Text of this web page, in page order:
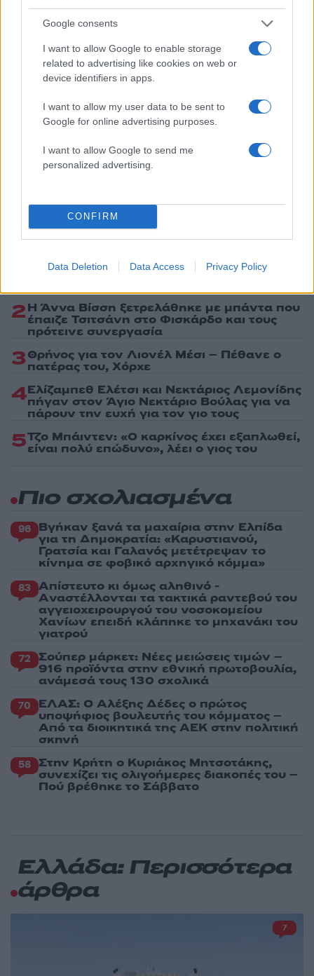
Google consents
I want to allow Google to enable storage
related to advertising like cookies on web or
device identifiers in apps.
I want to allow my user data to be sent to
Google for online advertising purposes.
I want to allow Google to send me
personalized advertising.
CONFIRM
Data Deletion Data Access Privacy Policy
ΝΟΣΟΚΟΜΕΙΟ ΠΑΙΔΩΝ ΑΓΙΑ ΣΟΦΙΑ
Share:
Ακολουθήστε το Νewsit.gr στο Google News
ενημερωθείτε πρώτοι για όλη την ειδησεογραφία και τα
Πιο δημοφιλή
Κωνσταντίνος Αργυρός και Αλεξάνδρα
Νίκα κάνουν διακοπές με πολυτελές γιοτ
2Η Άννα Βίσση ξετρελάθηκε με μπάντα που
έπαιζε Τσιτσάνη στο Φισκάρδο και τους
πρότεινε συνεργασία
3Θρήνος για τον Λιονέλ Μέσι – Πέθανε ο
πατέρας του, Χόρχε
4Ελίζαμπεθ Ελέτσι και Νεκτάριος Λεμονίδης
πήγαν στον Άγιο Νεκτάριο Βούλας για να
πάρουν την ευχή για τον γιο τους
5Τζο Μπάιντεν: «Ο καρκίνος έχει εξαπλωθεί,
είναι πολύ επώδυνο», λέει ο γιος του
Πιο σχολιασμένα
96 Βγήκαν ξανά τα μαχαίρια στην Ελπίδα
για τη Δημοκρατία: «Καρυστιανού,
Γρατσία και Γαλανός μετέτρεψαν το
κίνημα σε φοβικό αρχηγικό κόμμα»
83 Απίστευτο κι όμως αληθινό -
Aναστέλλονται τα τακτικά ραντεβού του
αγγειοχειρουργού του νοσοκομείου
Χανίων επειδή κλάπηκε το μηχανάκι του
γιατρού
72 Σούπερ μάρκετ: Νέες μειώσεις τιμών –
916 προϊόντα στην εθνική πρωτοβουλία,
ανάμεσά τους 130 σχολικά
70 ΕΛΑΣ: Ο Αλέξης Δέδες ο πρώτος
υποψήφιος βουλευτής του κόμματος –
Από τα διοικητικά της ΑΕΚ στην πολιτική
σκηνή
58 Στην Κρήτη ο Κυριάκος Μητσοτάκης,
συνεχίζει τις ολιγοήμερες διακοπές του –
Πού βρέθηκε το Σάββατο
Ελλάδα: Περισσότερα
άρθρα
7